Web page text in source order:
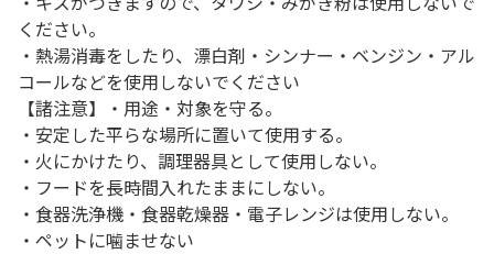
ください。
・熱湯消毒をしたり、漂白剤・シンナー・ベンジン・アル
コールなどを使用しないでください
【諸注意】・用途・対象を守る。
・安定した平らな場所に置いて使用する。
・火にかけたり、調理器具として使用しない。
・フードを長時間入れたままにしない。
・食器洗浄機・食器乾燥器・電子レンジは使用しない。
・ペットに噛ませない